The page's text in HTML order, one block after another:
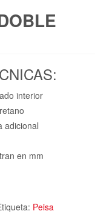
interior
adicional
en mm
Peisa